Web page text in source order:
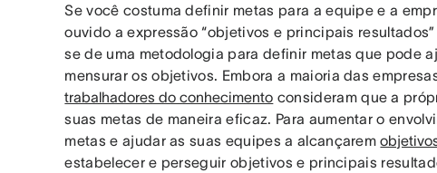
Se você costuma definir metas para a equipe e a
ouvido a expressão “objetivos e principais
se de uma metodologia para definir metas que pode
mensurar os objetivos. Embora a maioria das
trabalhadores do conhecimento consideram que a
suas metas de maneira eficaz. Para aumentar o
metas e ajudar as suas equipes a alcançarem
estabelecer e perseguir objetivos e principais